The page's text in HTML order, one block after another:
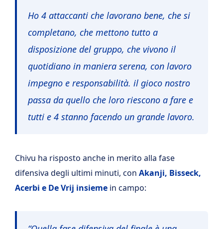
Ho 4 attaccanti che lavorano bene, che si
completano, che mettono tutto a
disposizione del gruppo, che vivono il
quotidiano in maniera serena, con lavoro
impegno e responsabilità. il gioco nostro
passa da quello che loro riescono a fare e
tutti e 4 stanno facendo un grande lavoro.
Chivu ha risposto anche in merito alla fase
difensiva degli ultimi minuti, con Akanji, Bisseck,
Acerbi e De Vrij insieme in campo: